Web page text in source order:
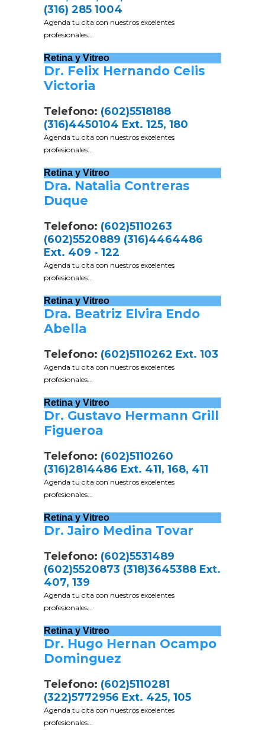
(316) 285 1004
Agenda tu cita con nuestros excelentes
profesionales...
Retina y Vitreo
Dr. Felix Hernando Celis
Victoria
Telefono: (602)5518188
(316)4450104 Ext. 125, 180
Agenda tu cita con nuestros excelentes
profesionales...
Retina y Vitreo
Dra. Natalia Contreras
Duque
Telefono: (602)5110263
(602)5520889 (316)4464486
Ext. 409 - 122
Agenda tu cita con nuestros excelentes
profesionales...
Retina y Vitreo
Dra. Beatriz Elvira Endo
Abella
Telefono: (602)5110262 Ext. 103
Agenda tu cita con nuestros excelentes
profesionales...
Retina y Vitreo
Dr. Gustavo Hermann Grill
Figueroa
Telefono: (602)5110260
(316)2814486 Ext. 411, 168, 411
Agenda tu cita con nuestros excelentes
profesionales...
Retina y Vitreo
Dr. Jairo Medina Tovar
Telefono: (602)5531489
(602)5520873 (318)3645388 Ext.
407, 139
Agenda tu cita con nuestros excelentes
profesionales...
Retina y Vitreo
Dr. Hugo Hernan Ocampo
Dominguez
Telefono: (602)5110281
(322)5772956 Ext. 425, 105
Agenda tu cita con nuestros excelentes
profesionales...